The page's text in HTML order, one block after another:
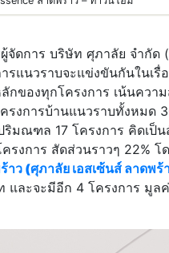
จัดการ บริษัท ศุภาลัย จำกัด
รแนวราบจะแข่งขันกันในเรื่
กของทุกโครงการ เน้นควา
รงการบ้านแนวราบทั้งหมด
ริมณฑล 17 โครงการ คิดเป็
รงการ สัดส่วนราวๆ 22%
ว (ศุภาลัย เอสเซ้นส์ ลาดพร้
และจะมีอีก 4 โครงการ มูล